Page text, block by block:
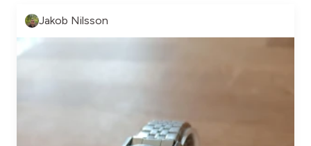
Jakob Nilsson